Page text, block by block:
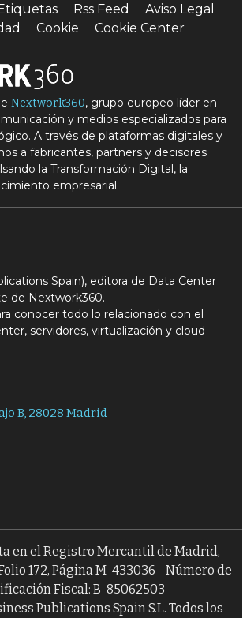
Rss Feed
Aviso Legal
Cookie Cookie Center
Nextwork360, grupo europeo líder en
y medios especializados para
A través de plataformas digitales y
a fabricantes, partners y decisores
la Transformación Digital, la
empresarial.
Spain), editora de Data Center
de Nextwork360.
conocer todo lo relacionado con el
servidores, virtualización y cloud
B, 28028 Madrid
en el Registro Mercantil de Madrid,
172, Página M-433036 - Número de
Fiscal: B-85062503
Publications Spain S.L. Todos los